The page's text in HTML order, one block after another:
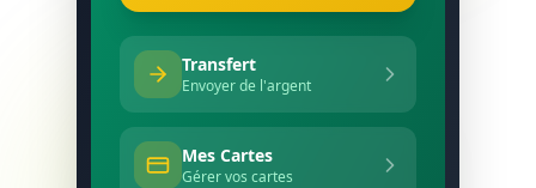
Transfert
Envoyer de l'argent
Mes Cartes
Gérer vos cartes